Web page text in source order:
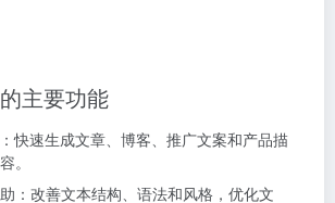
主要功能
快速生成文章、博客、推广文案和产品描
。
：改善文本结构、语法和风格，优化文